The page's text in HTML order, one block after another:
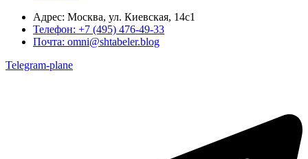
Адрес: Москва, ул. Киевская, 14с1
Телефон: +7 (495) 476-49-33
Почта: omni@shtabeler.blog
Telegram-plane